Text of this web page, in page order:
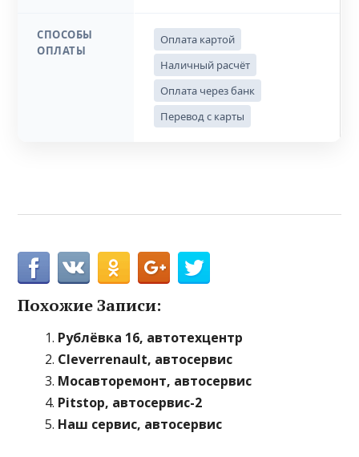
СПОСОБЫ
ОПЛАТЫ
Оплата картой
Наличный расчёт
Оплата через банк
Перевод с карты
Похожие Записи:
Рублёвка 16, автотехцентр
Cleverrenault, автосервис
Мосавторемонт, автосервис
Pitstop, автосервис-2
Наш сервис, автосервис